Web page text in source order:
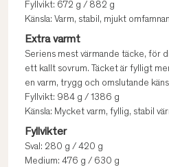
Fyllvikt: 672 g / 882 g
Känsla: Varm, stabil, mjukt
Extra varmt
Seriens mest värmande täcke, för
ett kallt sovrum. Täcket är fylligt
en varm, trygg och omslutande
Fyllvikt: 984 g / 1386 g
Känsla: Mycket varm, fyllig, stabil
Fyllvikter
Sval: 280 g / 420 g
Medium: 476 g / 630 g